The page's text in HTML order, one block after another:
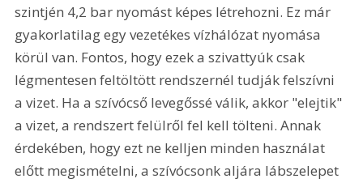
szintjén 4,2 bar nyomást képes létrehozni. Ez már
gyakorlatilag egy vezetékes vízhálózat nyomása
körül van. Fontos, hogy ezek a szivattyúk csak
légmentesen feltöltött rendszernél tudják felszívni
a vizet. Ha a szívócső levegőssé válik, akkor "elejtik"
a vizet, a rendszert felülről fel kell tölteni. Annak
érdekében, hogy ezt ne kelljen minden használat
előtt megismételni, a szívócsonk aljára lábszelepet